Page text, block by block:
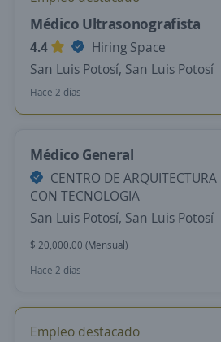
Médico Ultrasonografista
4.4
Hiring Space
San Luis Potosí, San Luis Potosí
Hace 2 días
Médico General
CENTRO DE
CON TECNOLOGIA
San Luis Potosí, San Luis Potosí
$ 20,000.00 (Mensual)
Hace 2 días
Empleo destacado